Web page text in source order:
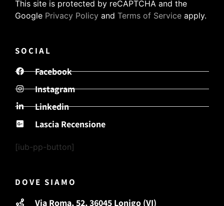
This site is protected by reCAPTCHA and the
Google Privacy Policy and Terms of Service apply.
SOCIAL
Facebook
Instagram
Linkedin
Lascia Recensione
[iub-pp-button]
DOVE SIAMO
Via Roma, 52, 36045 Lonigo (VI)